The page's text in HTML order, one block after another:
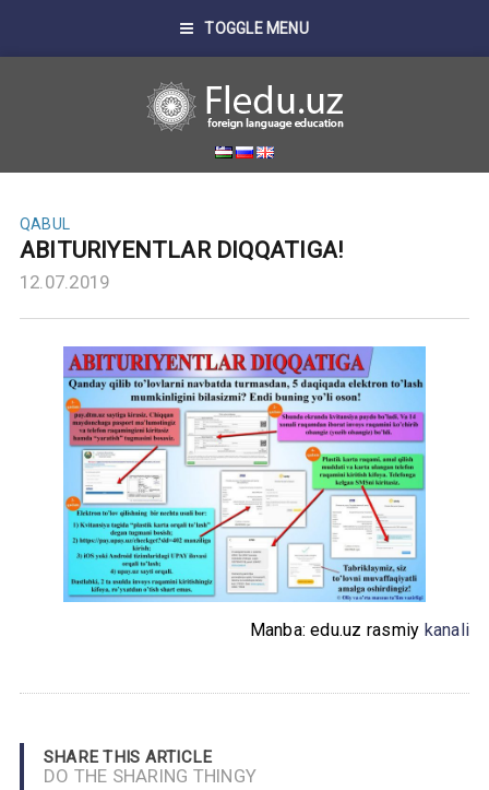
TOGGLE MENU
QABUL
ABITURIYENTLAR DIQQATIGA!
12.07.2019
Manba: edu.uz rasmiy kanali
SHARE THIS ARTICLE
DO THE SHARING THINGY